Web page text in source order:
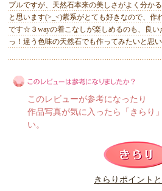
プルですが、天然石本来の美しさがよく分か
と思います(>_<)紫系がとても好きなので、作
です☆３wayの着こなしが楽しめるのも、良い
っ！違う色味の天然石でも作ってみたいと思い
このレビューは参考になりましたか？
このレビューが参考になったり
作品写真が気に入ったら「きらり
い。
きらりポイント